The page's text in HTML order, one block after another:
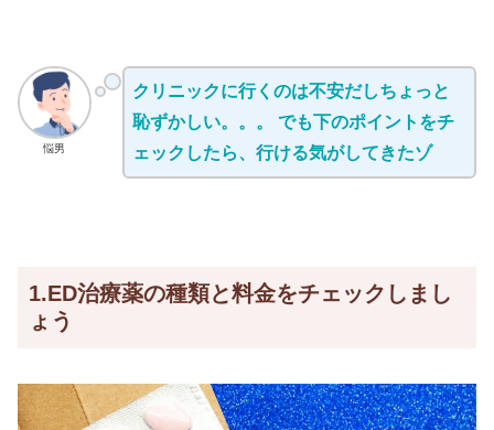
悩男
クリニックに行くのは不安だしちょっと
恥ずかしい。。。 でも下のポイントをチ
ェックしたら、行ける気がしてきたゾ
1.ED治療薬の種類と料金をチェックしまし
ょう